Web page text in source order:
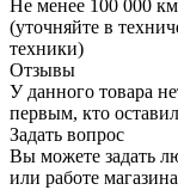
Не менее 100 000
(уточняйте в
техники)
Отзывы
У данного товара
первым, кто
Задать вопрос
Вы можете задать
или работе